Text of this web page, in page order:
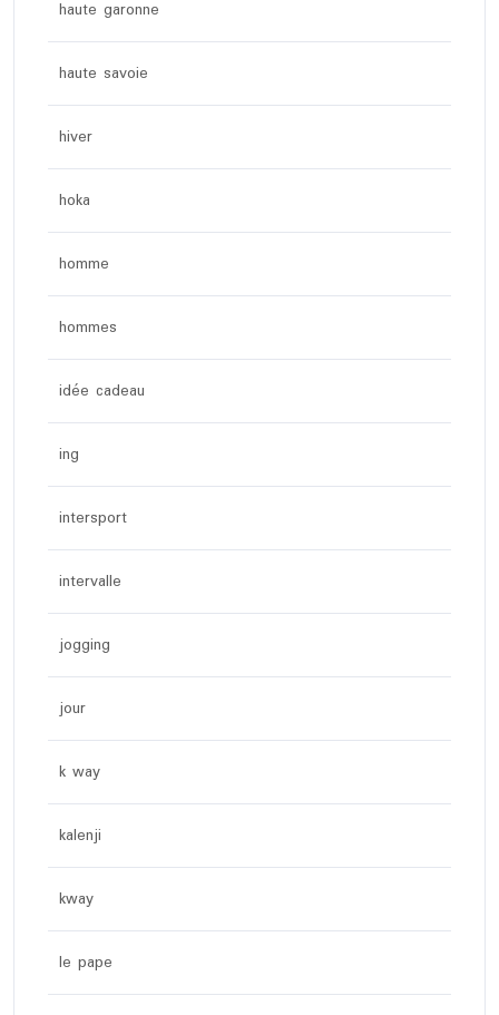
haute garonne
haute savoie
hiver
hoka
homme
hommes
idée cadeau
ing
intersport
intervalle
jogging
jour
k way
kalenji
kway
le pape